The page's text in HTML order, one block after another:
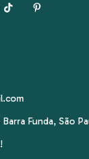
Funda, São